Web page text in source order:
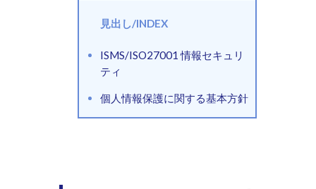
見出し/INDEX
ISMS/ISO27001 情報セキュリ
ティ
個人情報保護に関する基本方針